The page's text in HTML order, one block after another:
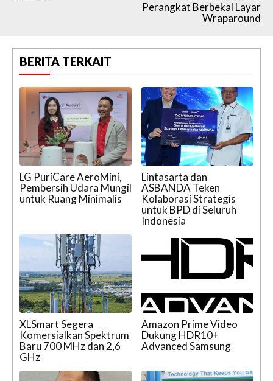
Perangkat Berbekal Layar
Wraparound
BERITA TERKAIT
LG PuriCare AeroMini,
Pembersih Udara Mungil
untuk Ruang Minimalis
Lintasarta dan
ASBANDA Teken
Kolaborasi Strategis
untuk BPD di Seluruh
Indonesia
XLSmart Segera
Komersialkan Spektrum
Baru 700 MHz dan 2,6
GHz
Amazon Prime Video
Dukung HDR10+
Advanced Samsung